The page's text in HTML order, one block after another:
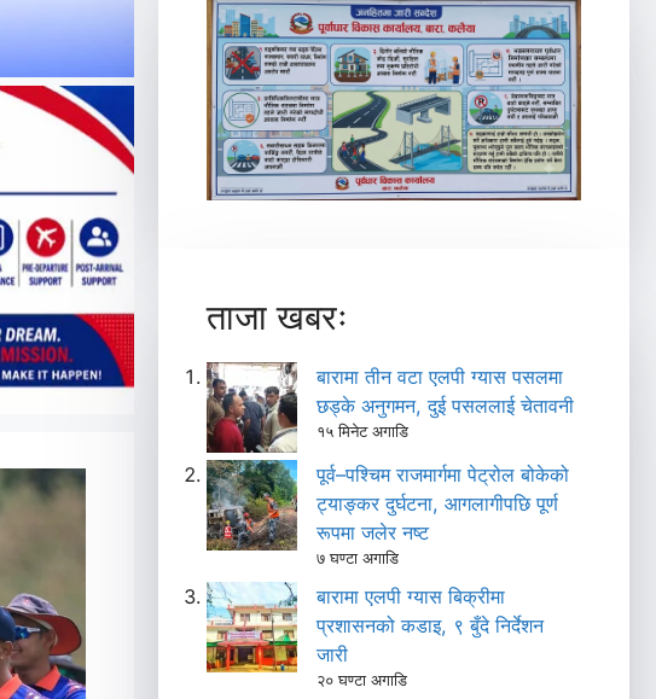
ताजा खबरः
बारामा तीन वटा एलपी ग्यास पसलमा
छड्के अनुगमन, दुई पसललाई चेतावनी
१५ मिनेट अगाडि
पूर्व–पश्चिम राजमार्गमा पेट्रोल बोकेको
ट्याङ्कर दुर्घटना, आगलागीपछि पूर्ण
रूपमा जलेर नष्ट
७ घण्टा अगाडि
बारामा एलपी ग्यास बिक्रीमा
प्रशासनको कडाइ, ९ बुँदे निर्देशन
जारी
२० घण्टा अगाडि